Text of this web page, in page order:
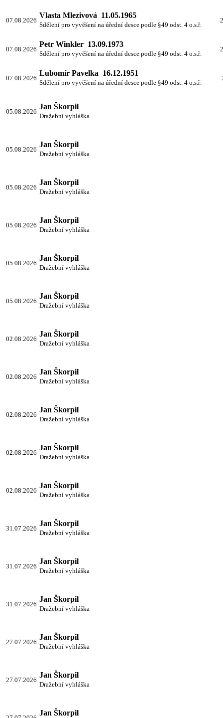
07.08.2026
Vlasta Mlezivová 11.05.1965
Sdělení pro vyvěšení na úřední desce podle §49 odst. 4 o.s.ř.
07.08.2026
Petr Winkler 13.09.1973
Sdělení pro vyvěšení na úřední desce podle §49 odst. 4 o.s.ř.
07.08.2026
Lubomír Pavelka 16.12.1951
Sdělení pro vyvěšení na úřední desce podle §49 odst. 4 o.s.ř.
05.08.2026
Jan Škorpil
Dražební vyhláška
05.08.2026
Jan Škorpil
Dražební vyhláška
05.08.2026
Jan Škorpil
Dražební vyhláška
05.08.2026
Jan Škorpil
Dražební vyhláška
05.08.2026
Jan Škorpil
Dražební vyhláška
05.08.2026
Jan Škorpil
Dražební vyhláška
02.08.2026
Jan Škorpil
Dražební vyhláška
02.08.2026
Jan Škorpil
Dražební vyhláška
02.08.2026
Jan Škorpil
Dražební vyhláška
02.08.2026
Jan Škorpil
Dražební vyhláška
02.08.2026
Jan Škorpil
Dražební vyhláška
31.07.2026
Jan Škorpil
Dražební vyhláška
31.07.2026
Jan Škorpil
Dražební vyhláška
31.07.2026
Jan Škorpil
Dražební vyhláška
27.07.2026
Jan Škorpil
Dražební vyhláška
27.07.2026
Jan Škorpil
Dražební vyhláška
Jan Škorpil